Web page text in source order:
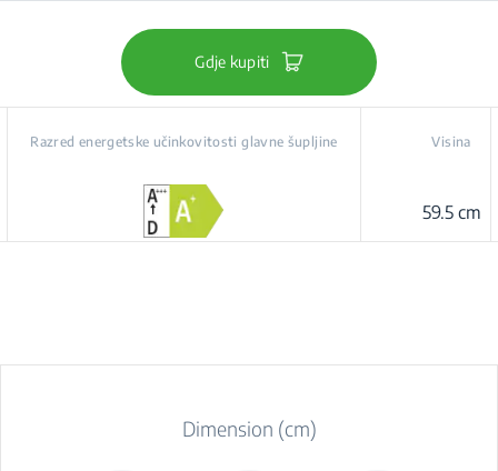
Gdje kupiti
Razred energetske učinkovitosti glavne šupljine Visina
59.5 cm
Dimension (cm)